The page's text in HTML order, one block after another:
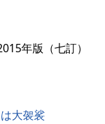
年版（七訂）
大袈裟